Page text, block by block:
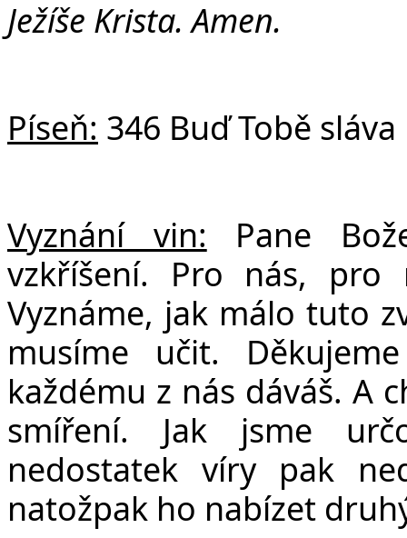
Ježíše Krista. Amen.
Píseň: 346 Buď Tobě sláva
Vyznání vin:
Pane
vzkříšení. Pro nás,
Vyznáme, jak málo tuto
musíme učit.
každému z nás dáváš. A
smíření. Jak jsme
nedostatek víry pak
natožpak ho nabízet